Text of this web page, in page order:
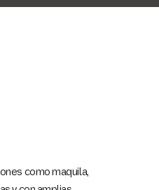
como maquila,